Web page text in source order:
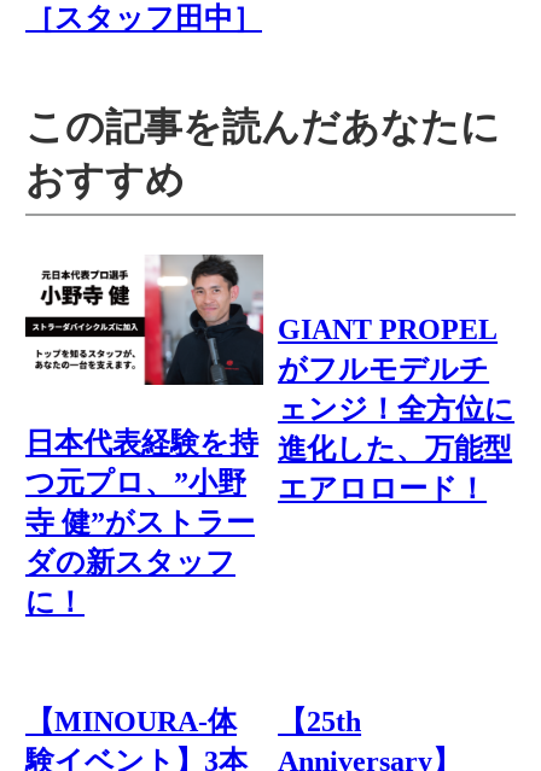
［スタッフ田中］
この記事を読んだあなたに
おすすめ
日本代表経験を持
つ元プロ、”小野
寺 健”がストラー
ダの新スタッフ
に！
GIANT PROPEL
がフルモデルチ
ェンジ！全方位に
進化した、万能型
エアロロード！
【MINOURA-体
験イベント】3本
【25th
Anniversary】